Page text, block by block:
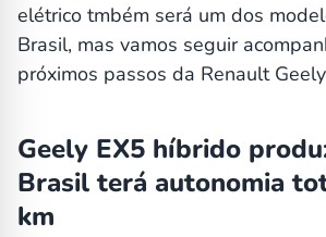
elétrico tmbém será um dos
Brasil, mas vamos seguir
próximos passos da Renault
Geely EX5 híbrido
Brasil terá autonomia
km